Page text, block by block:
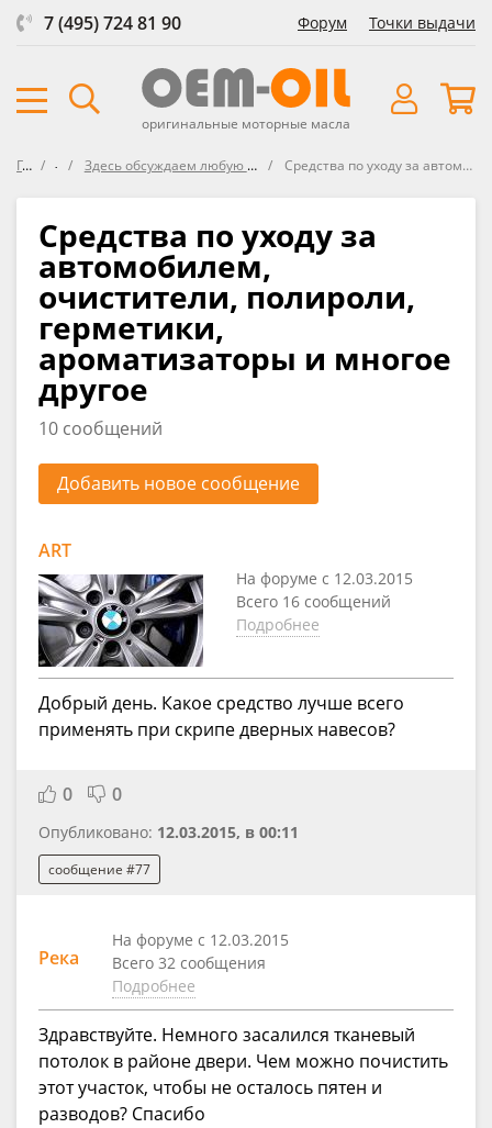
7 (495) 724 81 90 Форум Точки выдачи
оригинальные моторные масла
Главная ФорумЗдесь обсуждаем любую автохимию, средства защиты, представленнуе в ОЕМ-OIL и не только Cредства по уходу за автомобилем, очистители, полироли, герметики, ароматизаторы и многое другое
Cредства по уходу за
автомобилем,
очистители, полироли,
герметики,
ароматизаторы и многое
другое
10 сообщений
Добавить новое сообщение
ART
На форуме с 12.03.2015
Всего 16 сообщений
Подробнее
Добрый день. Какое средство лучше всего
применять при скрипе дверных навесов?
0 0
Опубликовано: 12.03.2015, в 00:11
сообщение #77
Река
На форуме с 12.03.2015
Всего 32 сообщения
Подробнее
Здравствуйте. Немного засалился тканевый
потолок в районе двери. Чем можно почистить
этот участок, чтобы не осталось пятен и
разводов? Спасибо